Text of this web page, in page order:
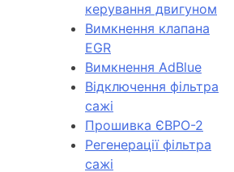
керування двигуном
Вимкнення клапана
EGR
Вимкнення AdBlue
Відключення фільтра
сажі
Прошивка ЄВРО-2
Регенерації фільтра
сажі